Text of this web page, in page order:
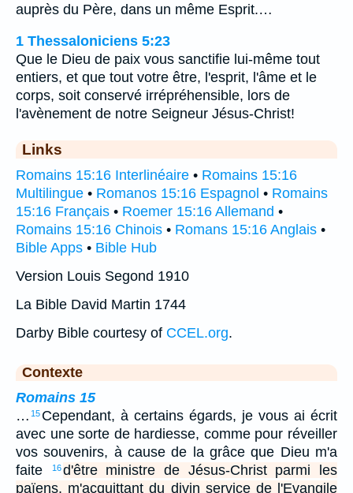
auprès du Père, dans un même Esprit.…
1 Thessaloniciens 5:23
Que le Dieu de paix vous sanctifie lui-même tout
entiers, et que tout votre être, l'esprit, l'âme et le
corps, soit conservé irrépréhensible, lors de
l'avènement de notre Seigneur Jésus-Christ!
Links
Romains 15:16 Interlinéaire • Romains 15:16
Multilingue • Romanos 15:16 Espagnol • Romains
15:16 Français • Roemer 15:16 Allemand •
Romains 15:16 Chinois • Romans 15:16 Anglais •
Bible Apps • Bible Hub
Version Louis Segond 1910
La Bible David Martin 1744
Darby Bible courtesy of CCEL.org.
Contexte
Romains 15
… 15 Cependant, à certains égards, je vous ai écrit
avec une sorte de hardiesse, comme pour réveiller
vos souvenirs, à cause de la grâce que Dieu m'a
faite
16d'être ministre de Jésus-Christ parmi les
païens, m'acquittant du divin service de l'Evangile